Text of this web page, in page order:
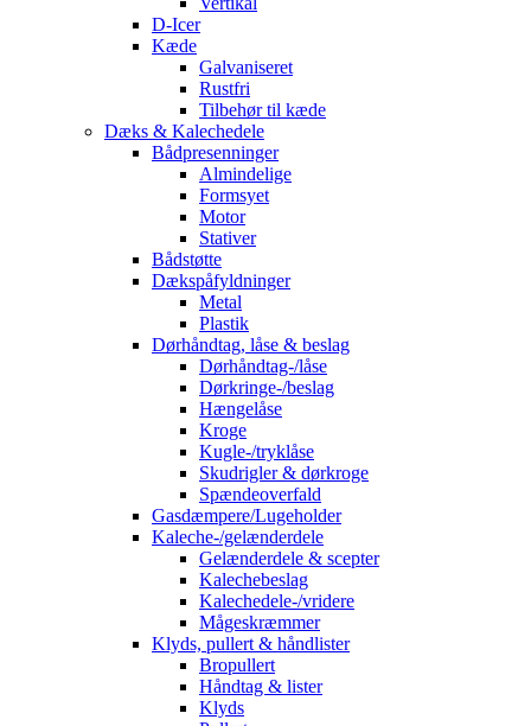
D-Icer
Kæde
Galvaniseret
Rustfri
Tilbehør til kæde
Dæks & Kalechedele
Bådpresenninger
Almindelige
Formsyet
Motor
Stativer
Bådstøtte
Dækspåfyldninger
Metal
Plastik
Dørhåndtag, låse & beslag
Dørhåndtag-/låse
Dørkringe-/beslag
Hængelåse
Kroge
Kugle-/tryklåse
Skudrigler & dørkroge
Spændeoverfald
Gasdæmpere/Lugeholder
Kaleche-/gelænderdele
Gelænderdele & scepter
Kalechebeslag
Kalechedele-/vridere
Mågeskræmmer
Klyds, pullert & håndlister
Bropullert
Håndtag & lister
Klyds